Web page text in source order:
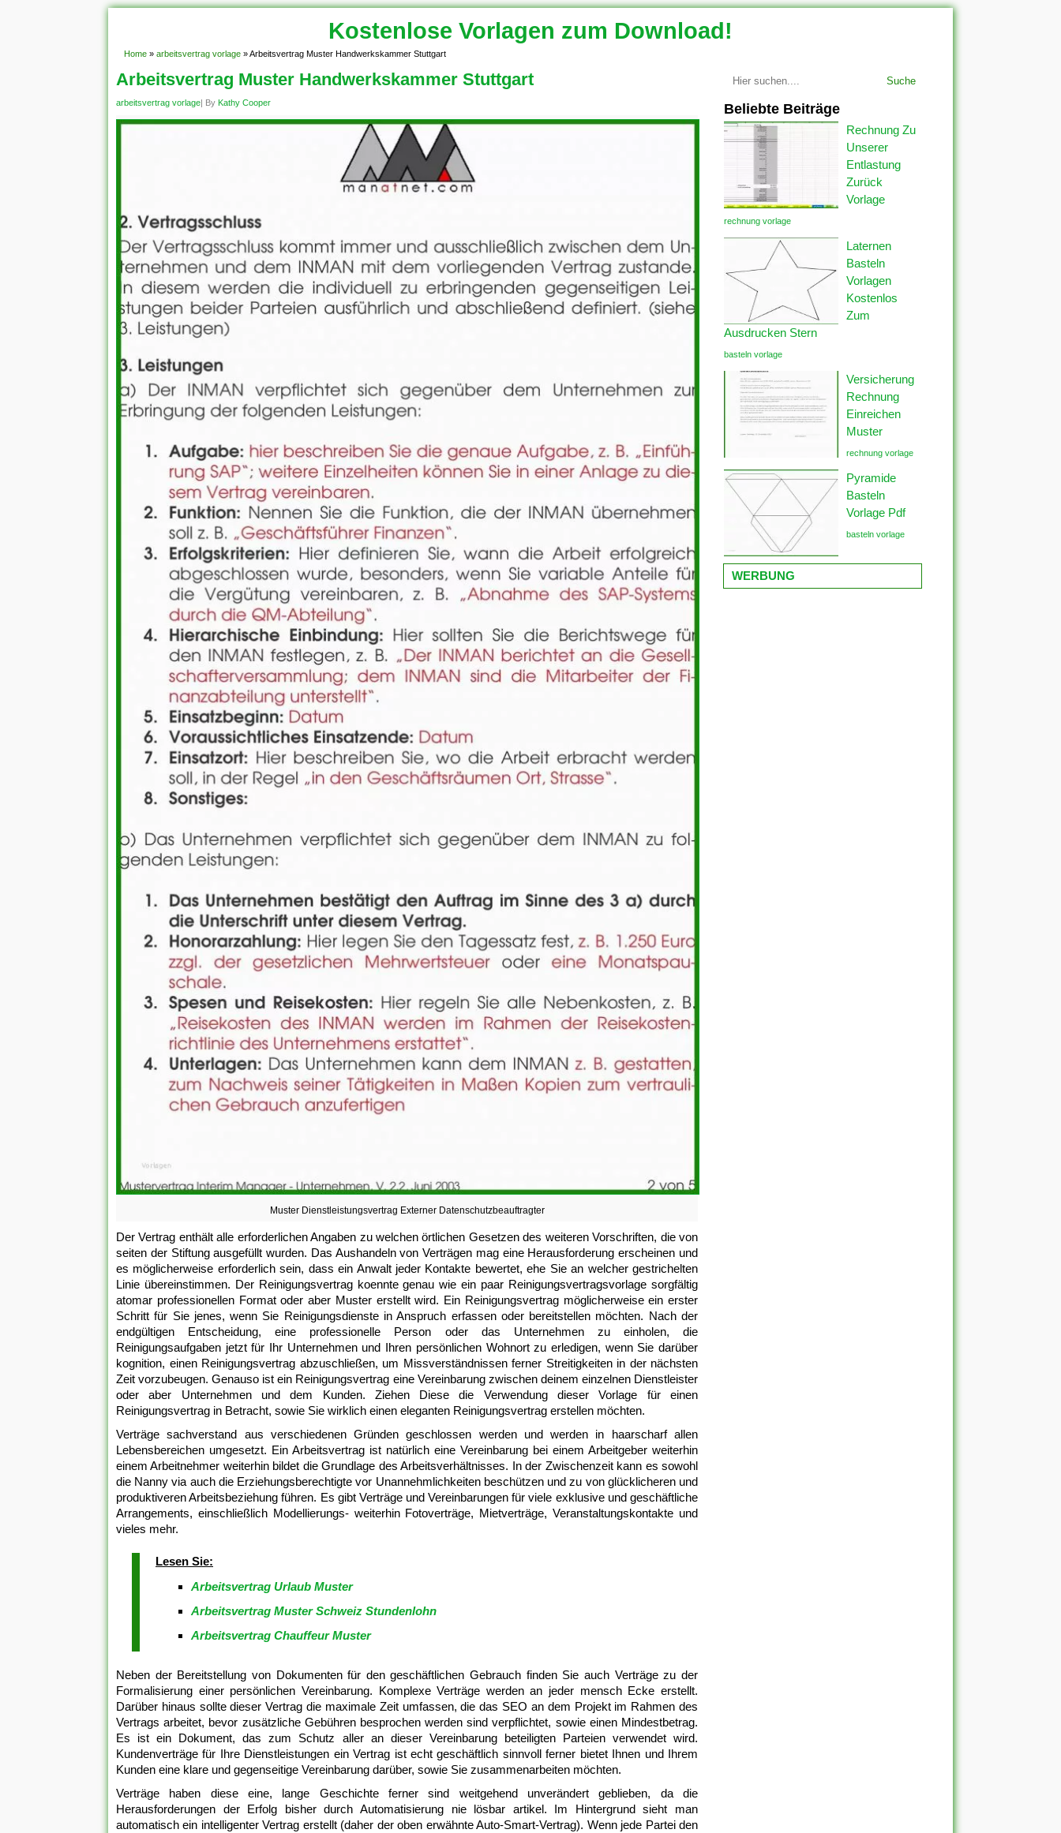
Kostenlose Vorlagen zum Download!
Home » arbeitsvertrag vorlage »Arbeitsvertrag Muster Handwerkskammer Stuttgart
Arbeitsvertrag Muster Handwerkskammer Stuttgart
arbeitsvertrag vorlage| By Kathy Cooper
Muster Dienstleistungsvertrag Externer Datenschutzbeauftragter
Der Vertrag enthält alle erforderlichen Angaben zu welchen örtlichen Gesetzen des weiteren Vorschriften, die von
seiten der Stiftung ausgefüllt wurden. Das Aushandeln von Verträgen mag eine Herausforderung erscheinen und
es möglicherweise erforderlich sein, dass ein Anwalt jeder Kontakte bewertet, ehe Sie an welcher gestrichelten
Linie übereinstimmen. Der Reinigungsvertrag koennte genau wie ein paar Reinigungsvertragsvorlage sorgfältig
atomar professionellen Format oder aber Muster erstellt wird. Ein Reinigungsvertrag möglicherweise ein erster
Schritt für Sie jenes, wenn Sie Reinigungsdienste in Anspruch erfassen oder bereitstellen möchten. Nach der
endgültigen Entscheidung, eine professionelle Person oder das Unternehmen zu einholen, die
Reinigungsaufgaben jetzt für Ihr Unternehmen und Ihren persönlichen Wohnort zu erledigen, wenn Sie darüber
kognition, einen Reinigungsvertrag abzuschließen, um Missverständnissen ferner Streitigkeiten in der nächsten
Zeit vorzubeugen. Genauso ist ein Reinigungsvertrag eine Vereinbarung zwischen deinem einzelnen Dienstleister
oder aber Unternehmen und dem Kunden. Ziehen Diese die Verwendung dieser Vorlage für einen
Reinigungsvertrag in Betracht, sowie Sie wirklich einen eleganten Reinigungsvertrag erstellen möchten.
Verträge sachverstand aus verschiedenen Gründen geschlossen werden und werden in haarscharf allen
Lebensbereichen umgesetzt. Ein Arbeitsvertrag ist natürlich eine Vereinbarung bei einem Arbeitgeber weiterhin
einem Arbeitnehmer weiterhin bildet die Grundlage des Arbeitsverhältnisses. In der Zwischenzeit kann es sowohl
die Nanny via auch die Erziehungsberechtigte vor Unannehmlichkeiten beschützen und zu von glücklicheren und
produktiveren Arbeitsbeziehung führen. Es gibt Verträge und Vereinbarungen für viele exklusive und geschäftliche
Arrangements, einschließlich Modellierungs- weiterhin Fotoverträge, Mietverträge, Veranstaltungskontakte und
vieles mehr.
Lesen Sie:
Arbeitsvertrag Urlaub Muster
Arbeitsvertrag Muster Schweiz Stundenlohn
Arbeitsvertrag Chauffeur Muster
Neben der Bereitstellung von Dokumenten für den geschäftlichen Gebrauch finden Sie auch Verträge zu der
Formalisierung einer persönlichen Vereinbarung. Komplexe Verträge werden an jeder mensch Ecke erstellt.
Darüber hinaus sollte dieser Vertrag die maximale Zeit umfassen, die das SEO an dem Projekt im Rahmen des
Vertrags arbeitet, bevor zusätzliche Gebühren besprochen werden sind verpflichtet, sowie einen Mindestbetrag.
Es ist ein Dokument, das zum Schutz aller an dieser Vereinbarung beteiligten Parteien verwendet wird.
Kundenverträge für Ihre Dienstleistungen ein Vertrag ist echt geschäftlich sinnvoll ferner bietet Ihnen und Ihrem
Kunden eine klare und gegenseitige Vereinbarung darüber, sowie Sie zusammenarbeiten möchten.
Verträge haben diese eine, lange Geschichte ferner sind weitgehend unverändert geblieben, da die
Herausforderungen der Erfolg bisher durch Automatisierung nie lösbar artikel. Im Hintergrund sieht man
automatisch ein intelligenter Vertrag erstellt (daher der oben erwähnte Auto-Smart-Vertrag). Wenn jede Partei den
Suche
Beliebte Beiträge
Rechnung Zu
Unserer
Entlastung
Zurück
Vorlage
rechnung vorlage
Laternen
Basteln
Vorlagen
Kostenlos
Zum
Ausdrucken Stern
basteln vorlage
Versicherung
Rechnung
Einreichen
Muster
rechnung vorlage
Pyramide
Basteln
Vorlage Pdf
basteln vorlage
WERBUNG